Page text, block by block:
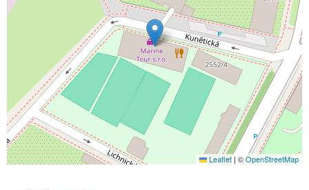
Leaflet | ©OpenStreetMap